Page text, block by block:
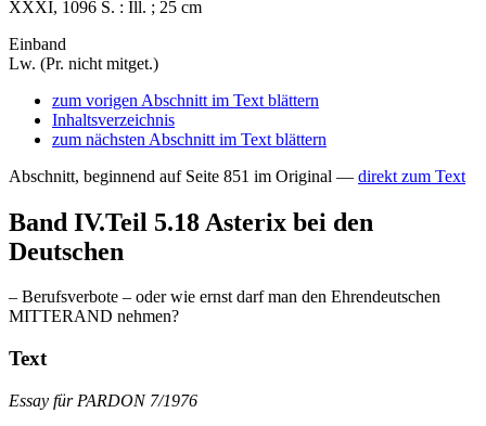
XXXI, 1096 S. : Ill. ; 25 cm
Einband
Lw. (Pr. nicht mitget.)
zum vorigen Abschnitt im Text blättern
Inhaltsverzeichnis
zum nächsten Abschnitt im Text blättern
Abschnitt, beginnend auf Seite 851 im Original — direkt zum Text
Band IV.Teil 5.18 Asterix bei den
Deutschen
– Berufsverbote – oder wie ernst darf man den Ehrendeutschen
MITTERAND nehmen?
Text
Essay für PARDON 7/1976